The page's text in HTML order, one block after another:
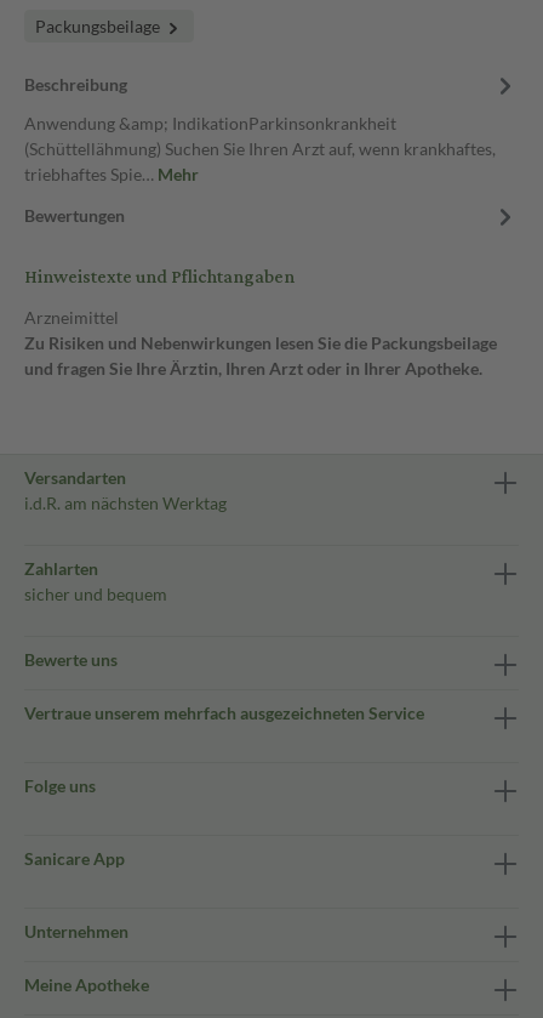
Packungsbeilage
Beschreibung
Anwendung &amp; IndikationParkinsonkrankheit
(Schüttellähmung) Suchen Sie Ihren Arzt auf, wenn krankhaftes,
triebhaftes Spie… Mehr
Bewertungen
Hinweistexte und Pflichtangaben
Arzneimittel
Zu Risiken und Nebenwirkungen lesen Sie die Packungsbeilage
und fragen Sie Ihre Ärztin, Ihren Arzt oder in Ihrer Apotheke.
Versandarten
i.d.R. am nächsten Werktag
Zahlarten
sicher und bequem
Bewerte uns
Vertraue unserem mehrfach ausgezeichneten Service
Folge uns
Sanicare App
Unternehmen
Meine Apotheke